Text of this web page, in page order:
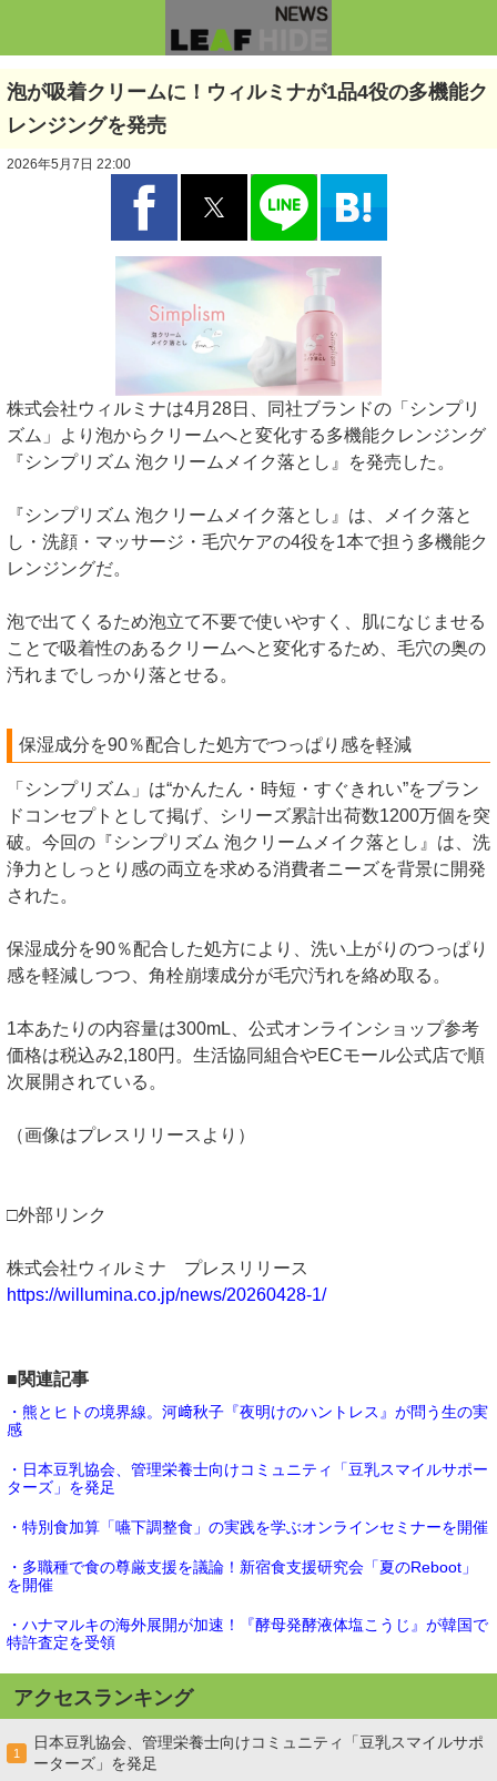
泡が吸着クリームに！ウィルミナが1品4役の多機能ク
レンジングを発売
2026年5月7日 22:00
株式会社ウィルミナは4月28日、同社ブランドの「シンプリ
ズム」より泡からクリームへと変化する多機能クレンジング
『シンプリズム 泡クリームメイク落とし』を発売した。
『シンプリズム 泡クリームメイク落とし』は、メイク落と
し・洗顔・マッサージ・毛穴ケアの4役を1本で担う多機能ク
レンジングだ。
泡で出てくるため泡立て不要で使いやすく、肌になじませる
ことで吸着性のあるクリームへと変化するため、毛穴の奥の
汚れまでしっかり落とせる。
保湿成分を90％配合した処方でつっぱり感を軽減
「シンプリズム」は“かんたん・時短・すぐきれい”をブラン
ドコンセプトとして掲げ、シリーズ累計出荷数1200万個を突
破。今回の『シンプリズム 泡クリームメイク落とし』は、洗
浄力としっとり感の両立を求める消費者ニーズを背景に開発
された。
保湿成分を90％配合した処方により、洗い上がりのつっぱり
感を軽減しつつ、角栓崩壊成分が毛穴汚れを絡め取る。
1本あたりの内容量は300mL、公式オンラインショップ参考
価格は税込み2,180円。生活協同組合やECモール公式店で順
次展開されている。
（画像はプレスリリースより）
□外部リンク
株式会社ウィルミナ プレスリリース
https://willumina.co.jp/news/20260428-1/
■関連記事
・熊とヒトの境界線。河﨑秋子『夜明けのハントレス』が問う生の実
感
・日本豆乳協会、管理栄養士向けコミュニティ「豆乳スマイルサポー
ターズ」を発足
・特別食加算「嚥下調整食」の実践を学ぶオンラインセミナーを開催
・多職種で食の尊厳支援を議論！新宿食支援研究会「夏のReboot」
を開催
・ハナマルキの海外展開が加速！『酵母発酵液体塩こうじ』が韓国で
特許査定を受領
アクセスランキング
1
日本豆乳協会、管理栄養士向けコミュニティ「豆乳スマイルサポ
ーターズ」を発足